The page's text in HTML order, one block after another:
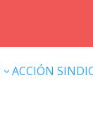
3 ACCIÓN